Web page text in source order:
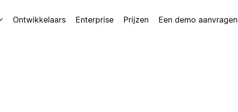
Ontwikkelaars Enterprise Prijzen Een demo aanvragen